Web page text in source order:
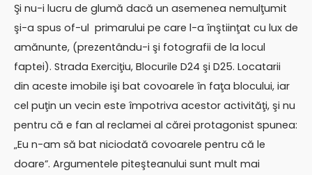
Şi nu-i lucru de glumă dacă un asemenea nemulţumit
şi-a spus of-ul primarului pe care l-a înştiinţat cu lux de
amănunte, (prezentându-i şi fotografii de la locul
faptei). Strada Exerciţiu, Blocurile D24 şi D25. Locatarii
din aceste imobile işi bat covoarele în faţa blocului, iar
cel puţin un vecin este împotriva acestor activităţi, şi nu
pentru că e fan al reclamei al cărei protagonist spunea:
„Eu n-am să bat niciodată covoarele pentru că le
doare”. Argumentele piteşteanului sunt mult mai